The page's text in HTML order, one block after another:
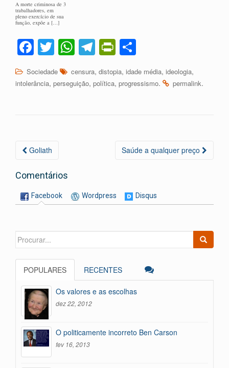
A morte criminosa de 3
trabalhadores, em
pleno exercício de sua
função, expõe a […]
Fa
ce
bo
T
wi
tte
W
ts
Te
le
gr
Pr
tF
y
o
m
ar
Sociedade censura, distopia, idade média, ideologia,
intolerância, perseguição, política, progressismo. permalink.
Navegação
Postagem
Goliath Saúde a qualquer preço
Comentários
Facebook Wordpress Disqus
Search
POPULARES RECENTES
Os valores e as escolhas
dez 22, 2012
O politicamente incorreto Ben Carson
fev 16, 2013